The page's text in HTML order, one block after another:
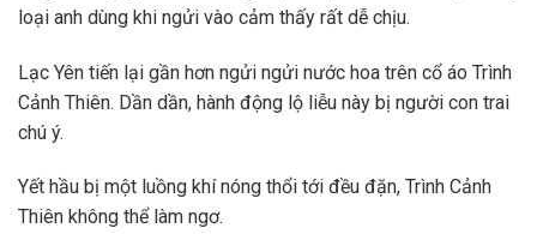
loại anh dùng khi ngửi vào cảm thấy rất dễ chịu.
Lạc Yên tiến lại gần hơn ngửi ngửi nước hoa trên cổ áo Trình
Cảnh Thiên. Dần dần, hành động lộ liễu này bị người con trai
chú ý.
Yết hầu bị một luồng khí nóng thổi tới đều đặn, Trình Cảnh
Thiên không thể làm ngơ.